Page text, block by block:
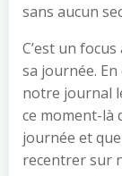
sans aucun
C’est un
sa journée.
notre journal
ce moment-là
journée et
recentrer sur